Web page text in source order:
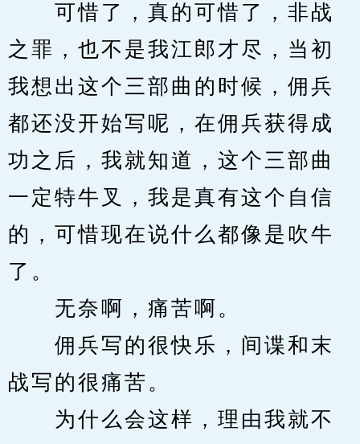
可惜了，真的可惜了，非战
之罪，也不是我江郎才尽，当初
我想出这个三部曲的时候，佣兵
都还没开始写呢，在佣兵获得成
功之后，我就知道，这个三部曲
一定特牛叉，我是真有这个自信
的，可惜现在说什么都像是吹牛
了。
无奈啊，痛苦啊。
佣兵写的很快乐，间谍和末
战写的很痛苦。
为什么会这样，理由我就不